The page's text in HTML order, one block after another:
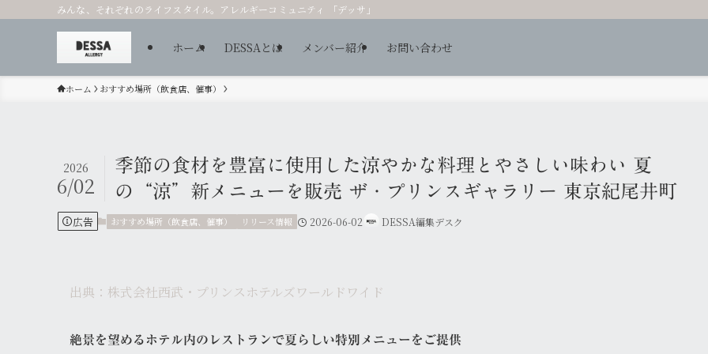
みんな、それぞれのライフスタイル。アレルギーコミュニティ 「デッサ」
ホーム DESSAとは メンバー紹介 お問い合わせ
ホーム おすすめ場所（飲食店、催事）
季節の食材を豊富に使用した涼やかな料理とやさしい味わい 夏
の“涼”新メニューを販売 ザ・プリンスギャラリー 東京紀尾井町
2026
6/02
広告 おすすめ場所（飲食店、催事） リリース情報 2026-06-02 DESSA編集デスク
出典：株式会社西武・プリンスホテルズワールドワイド
絶景を望めるホテル内のレストランで夏らしい特別メニューをご提供